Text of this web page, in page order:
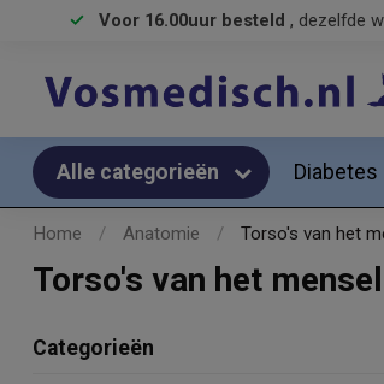
Voor 16.00uur besteld , dezelfde
Alle categorieën Diabetes
Home / Anatomie / Torso's van het
Torso's van het
Categorieën